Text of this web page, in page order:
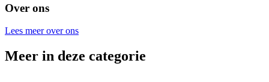
Over ons
Lees meer over ons
Meer in deze categorie